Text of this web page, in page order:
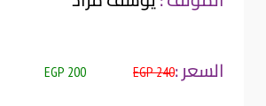
السعر :240 EGP
200 EGP